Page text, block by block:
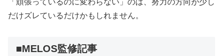
「頑張っているのに変わらない」のは、努力の方向が少し
だけズレているだけかもしれません。
■MELOS監修記事